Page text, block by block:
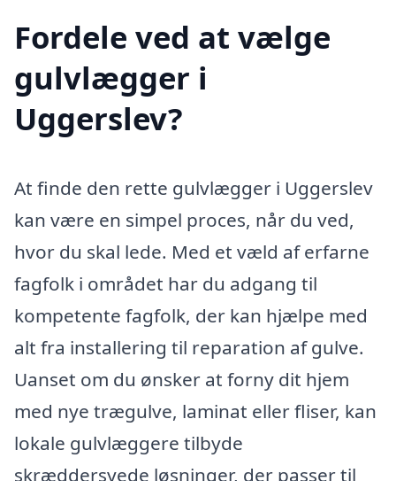
Fordele ved at vælge
gulvlægger i
Uggerslev?
At finde den rette gulvlægger i Uggerslev
kan være en simpel proces, når du ved,
hvor du skal lede. Med et væld af erfarne
fagfolk i området har du adgang til
kompetente fagfolk, der kan hjælpe med
alt fra installering til reparation af gulve.
Uanset om du ønsker at forny dit hjem
med nye trægulve, laminat eller fliser, kan
lokale gulvlæggere tilbyde
skræddersyede løsninger, der passer til